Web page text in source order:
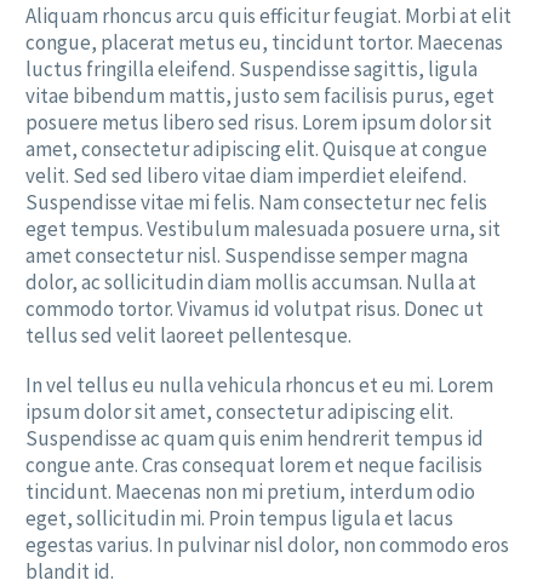
Aliquam rhoncus arcu quis efficitur feugiat. Morbi at elit
congue, placerat metus eu, tincidunt tortor. Maecenas
luctus fringilla eleifend. Suspendisse sagittis, ligula
vitae bibendum mattis, justo sem facilisis purus, eget
posuere metus libero sed risus. Lorem ipsum dolor sit
amet, consectetur adipiscing elit. Quisque at congue
velit. Sed sed libero vitae diam imperdiet eleifend.
Suspendisse vitae mi felis. Nam consectetur nec felis
eget tempus. Vestibulum malesuada posuere urna, sit
amet consectetur nisl. Suspendisse semper magna
dolor, ac sollicitudin diam mollis accumsan. Nulla at
commodo tortor. Vivamus id volutpat risus. Donec ut
tellus sed velit laoreet pellentesque.
In vel tellus eu nulla vehicula rhoncus et eu mi. Lorem
ipsum dolor sit amet, consectetur adipiscing elit.
Suspendisse ac quam quis enim hendrerit tempus id
congue ante. Cras consequat lorem et neque facilisis
tincidunt. Maecenas non mi pretium, interdum odio
eget, sollicitudin mi. Proin tempus ligula et lacus
egestas varius. In pulvinar nisl dolor, non commodo eros
blandit id.